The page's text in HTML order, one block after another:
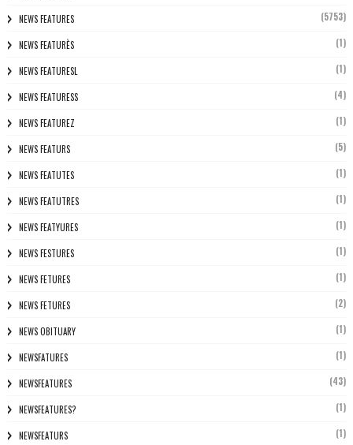
NEWS FEATURES (5753)
NEWS FEATURÈS (1)
NEWS FEATURESL (1)
NEWS FEATURESS (4)
NEWS FEATUREZ (1)
NEWS FEATURS (5)
NEWS FEATUTES (1)
NEWS FEATUTRES (1)
NEWS FEATYURES (1)
NEWS FESTURES (1)
NEWS FETURES (1)
NEWS FETURES (2)
NEWS OBITUARY (1)
NEWSFATURES (1)
NEWSFEATURES (43)
NEWSFEATURES? (1)
NEWSFEATURS (1)